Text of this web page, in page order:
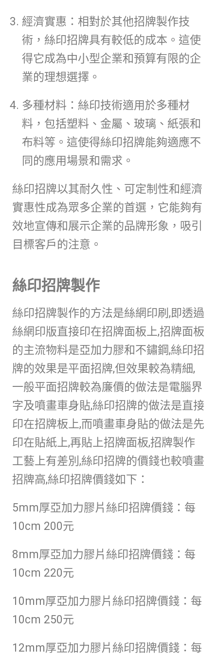
經濟實惠：相對於其他招牌製作技
術，絲印招牌具有較低的成本。這使
得它成為中小型企業和預算有限的企
業的理想選擇。
多種材料：絲印技術適用於多種材
料，包括塑料、金屬、玻璃、紙張和
布料等。這使得絲印招牌能夠適應不
同的應用場景和需求。
絲印招牌以其耐久性、可定制性和經濟
實惠性成為眾多企業的首選，它能夠有
效地宣傳和展示企業的品牌形象，吸引
目標客戶的注意。
絲印招牌製作
絲印招牌製作的方法是絲網印刷,即透過
絲網印版直接印在招牌面板上,招牌面板
的主流物料是亞加力膠和不鏽鋼,絲印招
牌的效果是平面招牌,但效果較為精細,
一般平面招牌較為廉價的做法是電腦界
字及噴畫車身貼,絲印招牌的做法是直接
印在招牌板上,而噴畫車身貼的做法是先
印在貼紙上,再貼上招牌面板,招牌製作
工藝上有差別,絲印招牌的價錢也較噴畫
招牌高,絲印招牌價錢如下：
5mm厚亞加力膠片絲印招牌價錢：每
10cm 200元
8mm厚亞加力膠片絲印招牌價錢：每
10cm 220元
10mm厚亞加力膠片絲印招牌價錢：每
10cm 250元
12mm厚亞加力膠片絲印招牌價錢：每